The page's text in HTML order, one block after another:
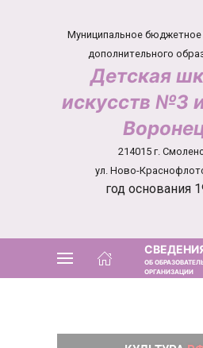
Муниципальное бюджетное
дополнительного
Детская
искусств №3
214015 г.
ул. Ново-
год основания
ОБ
ОРГАНИЗАЦИИ